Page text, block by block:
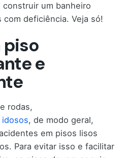
um banheiro
com deficiência. Veja só!
piso
e
rodas,
idosos, de modo geral,
em pisos lisos
Para evitar isso e facilitar